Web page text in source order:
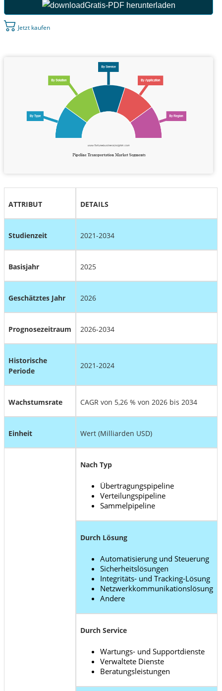
Gratis-PDF herunterladen
Jetzt kaufen
ATTRIBUT DETAILS
Studienzeit 2021-2034
Basisjahr 2025
Geschätztes Jahr 2026
Prognosezeitraum 2026-2034
Historische
Periode
2021-2024
Wachstumsrate CAGR von 5,26 % von 2026 bis 2034
Einheit Wert (Milliarden USD)
Nach Typ
Übertragungspipeline
Verteilungspipeline
Sammelpipeline
Durch Lösung
Automatisierung und Steuerung
Sicherheitslösungen
Integritäts- und Tracking-Lösung
Netzwerkkommunikationslösung
Andere
Durch Service
Wartungs- und Supportdienste
Verwaltete Dienste
Beratungsleistungen